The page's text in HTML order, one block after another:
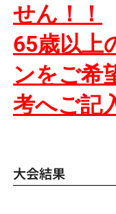
せん！！
65歳以上
ンをご希
考へご記
大会結果